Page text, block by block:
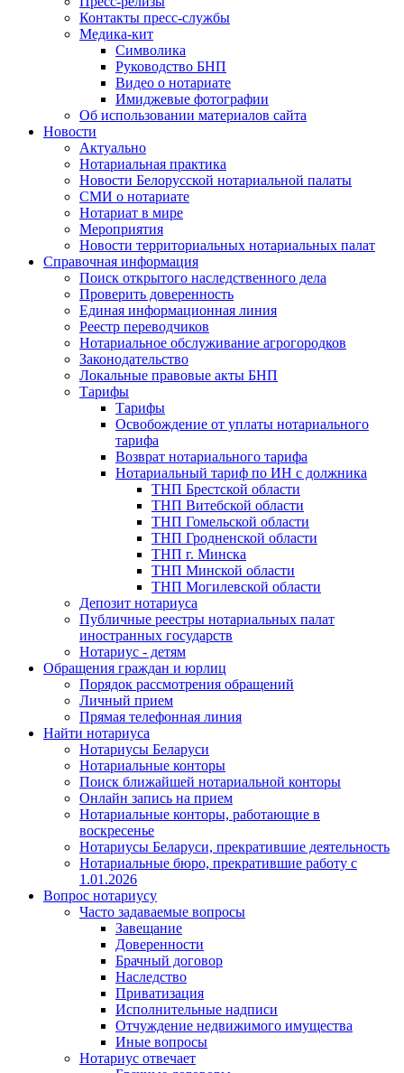
Контакты пресс-службы
Медика-кит
Символика
Руководство БНП
Видео о нотариате
Имиджевые фотографии
Об использовании материалов сайта
Новости
Актуально
Нотариальная практика
Новости Белорусской нотариальной палаты
СМИ о нотариате
Нотариат в мире
Мероприятия
Новости территориальных нотариальных палат
Справочная информация
Поиск открытого наследственного дела
Проверить доверенность
Единая информационная линия
Реестр переводчиков
Нотариальное обслуживание агрогородков
Законодательство
Локальные правовые акты БНП
Тарифы
Тарифы
Освобождение от уплаты нотариального
тарифа
Возврат нотариального тарифа
Нотариальный тариф по ИН с должника
ТНП Брестской области
ТНП Витебской области
ТНП Гомельской области
ТНП Гродненской области
ТНП г. Минска
ТНП Минской области
ТНП Могилевской области
Депозит нотариуса
Публичные реестры нотариальных палат
иностранных государств
Нотариус - детям
Обращения граждан и юрлиц
Порядок рассмотрения обращений
Личный прием
Прямая телефонная линия
Найти нотариуса
Нотариусы Беларуси
Нотариальные конторы
Поиск ближайшей нотариальной конторы
Онлайн запись на прием
Нотариальные конторы, работающие в
воскресенье
Нотариусы Беларуси, прекратившие деятельность
Нотариальные бюро, прекратившие работу с
1.01.2026
Вопрос нотариусу
Часто задаваемые вопросы
Завещание
Доверенности
Брачный договор
Наследство
Приватизация
Исполнительные надписи
Отчуждение недвижимого имущества
Иные вопросы
Нотариус отвечает